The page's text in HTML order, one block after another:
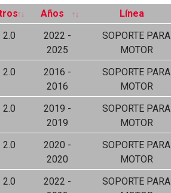
Años Línea
2.0
2022 -
2025
SOPORTE PARA
MOTOR
2.0
2016 -
2016
SOPORTE PARA
MOTOR
2.0
2019 -
2019
SOPORTE PARA
MOTOR
2.0
2020 -
2020
SOPORTE PARA
MOTOR
2.0
2022 -
SOPORTE PARA